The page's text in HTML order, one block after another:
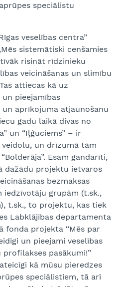
speciālistu
veselības centra”
sistemātiski cenšamies
risināt rīdzinieku
veicināšanas un slimību
attiecas kā uz
pieejamības
aprīkojuma atjaunošanu
gadu laikā divas no
un “Iļģuciems” – ir
un drīzumā tām
Esam gandarīti,
dažādu projektu ietvaros
bezmaksas
iedzīvotāju grupām (t.sk.,
t.sk., to projektu, kas tiek
Labklājības departamenta
fonda projekta “Mēs par
un pieejami veselības
pasākumi!”
kā mūsu pieredzes
speciālistiem, tā arī